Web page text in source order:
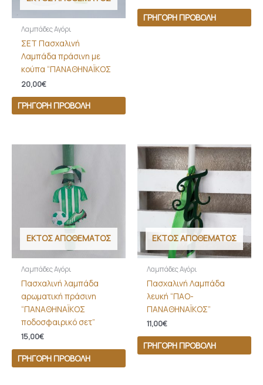
Λαμπάδες Αγόρι
ΣΕΤ Πασχαλινή
Λαμπάδα πράσινη με
κούπα “ΠΑΝΑΘΗΝΑΪΚΟΣ
20,00€
ΓΡΉΓΟΡΗ ΠΡΟΒΟΛΉ
ΓΡΉΓΟΡΗ ΠΡΟΒΟΛΉ
ΕΚΤΌΣ ΑΠΟΘΈΜΑΤΟΣ
Λαμπάδες Αγόρι
Πασχαλινή λαμπάδα
αρωματική πράσινη
“ΠΑΝΑΘΗΝΑΪΚΟΣ
ποδοσφαιρικό σετ”
15,00€
ΓΡΉΓΟΡΗ ΠΡΟΒΟΛΉ
ΕΚΤΌΣ ΑΠΟΘΈΜΑΤΟΣ
Λαμπάδες Αγόρι
Πασχαλινή Λαμπάδα
λευκή “ΠΑΟ-
ΠΑΝΑΘΗΝΑΪΚΟΣ”
11,00€
ΓΡΉΓΟΡΗ ΠΡΟΒΟΛΉ